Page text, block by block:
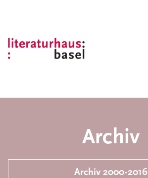
Archiv
Archiv 2000-2016